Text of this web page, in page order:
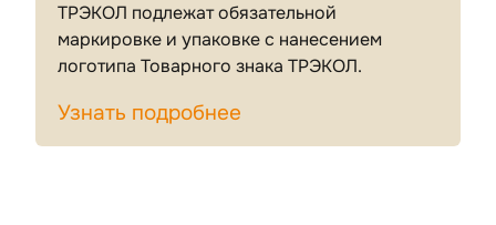
ТРЭКОЛ подлежат обязательной
маркировке и упаковке с нанесением
логотипа Товарного знака ТРЭКОЛ.
Узнать подробнее